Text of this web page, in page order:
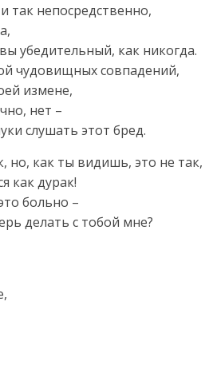
так непосредственно,
убедительный, как никогда.
чудовищных совпадений,
измене,
нет –
слушать этот бред.
но, как ты видишь, это не так,
как дурак!
больно –
делать с тобой мне?